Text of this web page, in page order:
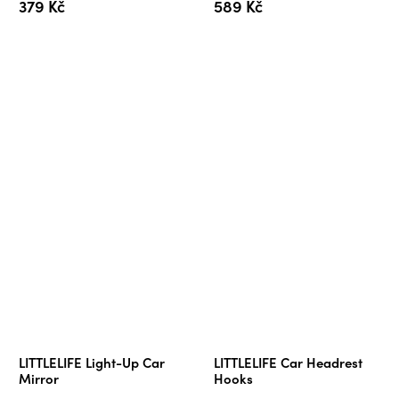
379 Kč 589 Kč
LITTLELIFE Light-Up Car
Mirror
LITTLELIFE Car Headrest
Hooks